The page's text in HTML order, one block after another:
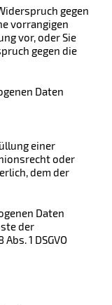
gegen
vorrangigen
vor, oder Sie
gegen die
Daten
einer
oder
dem der
Daten
der
1 DSGVO